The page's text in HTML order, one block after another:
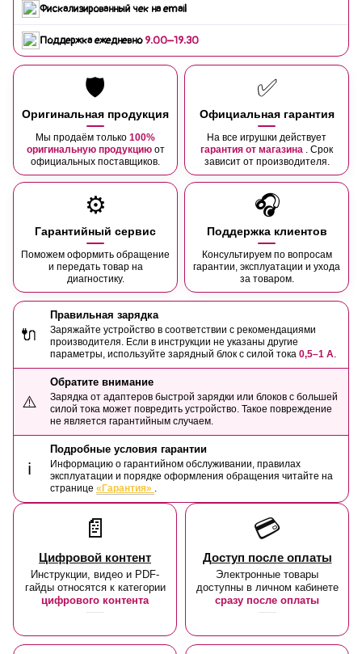
Фискализированный чек на email
Поддержка ежедневно9:00–19:30
🛡️
Оригинальная продукция
Мы продаём только 100%
оригинальную продукцию от
официальных поставщиков.
✅
Официальная гарантия
На все игрушки действует
гарантия от магазина . Срок
зависит от производителя.
⚙️
Гарантийный сервис
Поможем оформить обращение
и передать товар на
диагностику.
🎧
Поддержка клиентов
Консультируем по вопросам
гарантии, эксплуатации и ухода
за товаром.
🔌
Правильная зарядка
Заряжайте устройство в соответствии с рекомендациями
производителя. Если в инструкции не указаны другие
параметры, используйте зарядный блок с силой тока 0,5–1 А.
⚠️
Обратите внимание
Зарядка от адаптеров быстрой зарядки или блоков с большей
силой тока может повредить устройство. Такое повреждение
не является гарантийным случаем.
ℹ️
Подробные условия гарантии
Информацию о гарантийном обслуживании, правилах
эксплуатации и порядке оформления обращения читайте на
странице «Гарантия» .
📄
Цифровой контент
Инструкции, видео и PDF-
гайды относятся к категории
цифрового контента
💳
Доступ после оплаты
Электронные товары
доступны в личном кабинете
сразу после оплаты